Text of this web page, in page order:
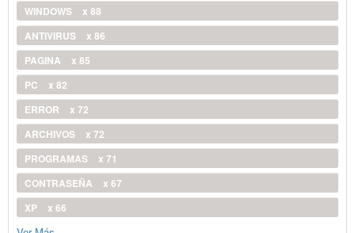
WINDOWS
x 88
ANTIVIRUS
x 86
PAGINA
x 85
PC
x 82
ERROR
x 72
ARCHIVOS
x 72
PROGRAMAS
x 71
CONTRASEÑA
x 67
XP
x 66